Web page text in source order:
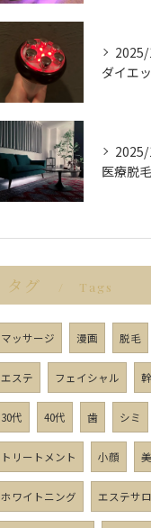
タグ Tags
マッサージ 漫画 脱毛
エステ フェイシャル
30代 40代 歯 シミ
トリートメント 小顔
ホワイトニング エステサ